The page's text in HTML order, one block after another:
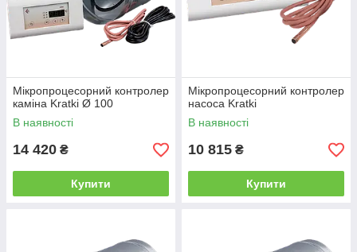
Мікропроцесорний контролер
каміна Kratki Ø 100
В наявності
14 420 ₴
Купити
Мікропроцесорний контролер
насоса Kratki
В наявності
10 815 ₴
Купити